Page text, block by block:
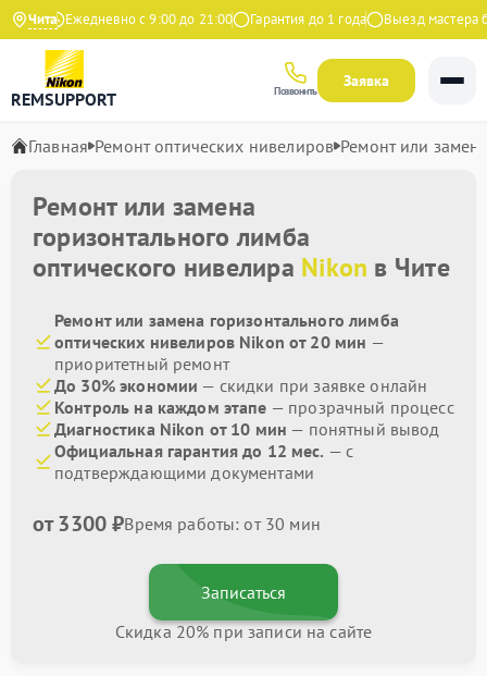
ЧитаЕжедневно с 9:00 до 21:00 Гарантия до 1 года Выезд мастера
REMSUPPORT Позвонить
Заявка
Главная Ремонт оптических нивелиров Ремонт или
Ремонт или замена
горизонтального лимба
оптического нивелира Nikon в Чите
Ремонт или замена горизонтального лимба
оптических нивелиров Nikon от 20 мин —
приоритетный ремонт
До 30% экономии — скидки при заявке онлайн
Контроль на каждом этапе — прозрачный процесс
Диагностика Nikon от 10 мин — понятный вывод
Официальная гарантия до 12 мес. — с
подтверждающими документами
от 3300 ₽Время работы: от 30 мин
Записаться
Скидка 20% при записи на сайте